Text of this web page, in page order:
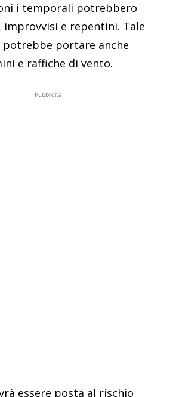
i temporali potrebbero
improvvisi e repentini. Tale
portare anche
e raffiche di vento.
Pubblicità
essere posta al rischio